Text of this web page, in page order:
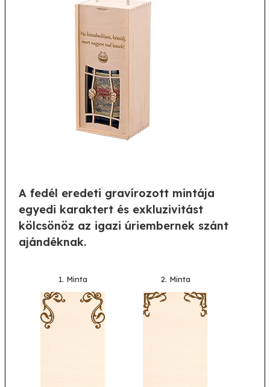
A fedél eredeti gravírozott mintája
egyedi karaktert és exkluzivitást
kölcsönöz az igazi úriembernek szánt
ajándéknak.
1. Minta 2. Minta